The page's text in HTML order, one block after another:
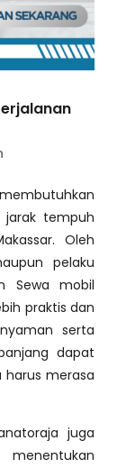
jarak tempuh
Oleh
pelaku
Sewa mobil
praktis dan
serta
dapat
merasa
juga